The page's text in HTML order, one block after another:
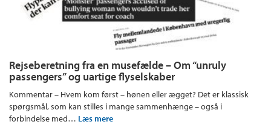
Rejseberetning fra en musefælde – Om “unruly
passengers” og uartige flyselskaber
Kommentar – Hvem kom først – hønen eller ægget? Det er klassisk
spørgsmål, som kan stilles i mange sammenhænge – også i
forbindelse med… Læs mere